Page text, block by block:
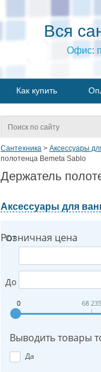
Вся
Офис:
Как купить
Сантехника > Аксессуары
полотенца Bemeta Sablo
Держатель
Аксессуары для
Розничная цена
От
До
0 68 235
Выводить товары
Да